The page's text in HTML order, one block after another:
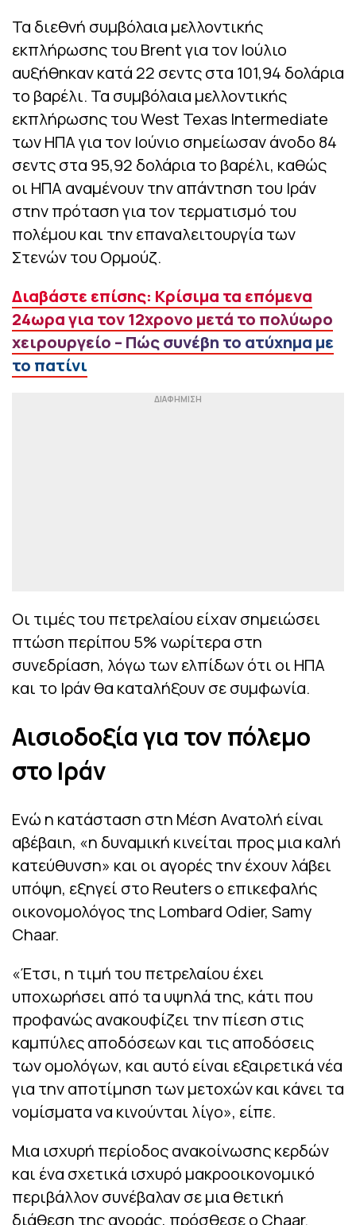
Τα διεθνή συμβόλαια μελλοντικής
εκπλήρωσης του Brent για τον Ιούλιο
αυξήθηκαν κατά 22 σεντς στα 101,94 δολάρια
το βαρέλι. Τα συμβόλαια μελλοντικής
εκπλήρωσης του West Texas Intermediate
των ΗΠΑ για τον Ιούνιο σημείωσαν άνοδο 84
σεντς στα 95,92 δολάρια το βαρέλι, καθώς
οι ΗΠΑ αναμένουν την απάντηση του Ιράν
στην πρόταση για τον τερματισμό του
πολέμου και την επαναλειτουργία των
Στενών του Ορμούζ.
Διαβάστε επίσης: Κρίσιμα τα επόμενα
24ωρα για τον 12χρονο μετά το πολύωρο
χειρουργείο – Πώς συνέβη το ατύχημα με
το πατίνι
Οι τιμές του πετρελαίου είχαν σημειώσει
πτώση περίπου 5% νωρίτερα στη
συνεδρίαση, λόγω των ελπίδων ότι οι ΗΠΑ
και το Ιράν θα καταλήξουν σε συμφωνία.
Αισιοδοξία για τον πόλεμο
στο Ιράν
Ενώ η κατάσταση στη Μέση Ανατολή είναι
αβέβαιη, «η δυναμική κινείται προς μια καλή
κατεύθυνση» και οι αγορές την έχουν λάβει
υπόψη, εξηγεί στο Reuters ο επικεφαλής
οικονομολόγος της Lombard Odier, Samy
Chaar.
«Έτσι, η τιμή του πετρελαίου έχει
υποχωρήσει από τα υψηλά της, κάτι που
προφανώς ανακουφίζει την πίεση στις
καμπύλες αποδόσεων και τις αποδόσεις
των ομολόγων, και αυτό είναι εξαιρετικά νέα
για την αποτίμηση των μετοχών και κάνει τα
νομίσματα να κινούνται λίγο», είπε.
Μια ισχυρή περίοδος ανακοίνωσης κερδών
και ένα σχετικά ισχυρό μακροοικονομικό
περιβάλλον συνέβαλαν σε μια θετική
διάθεση της αγοράς, πρόσθεσε ο Chaar.